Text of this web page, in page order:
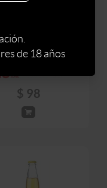
ARTOIS 330 ML
$115
$ 98
de 18 años